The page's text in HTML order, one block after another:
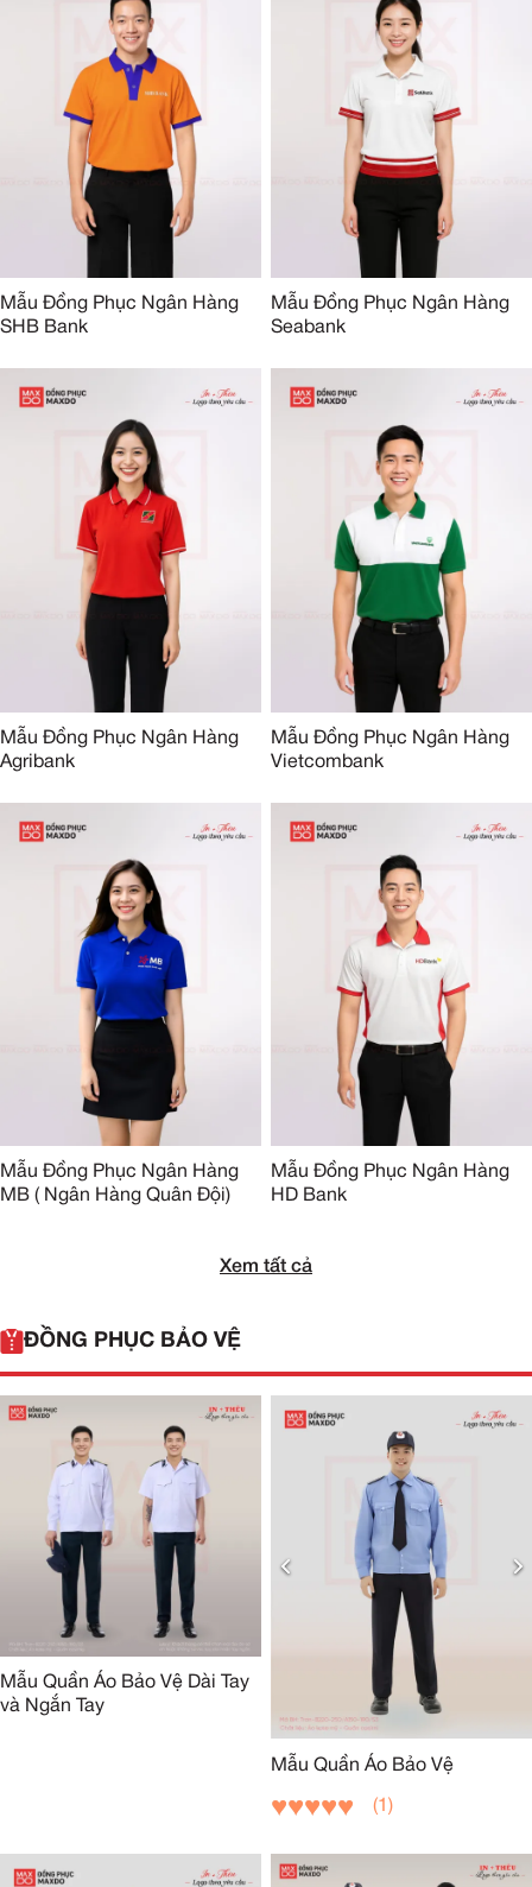
Mẫu Đồng Phục Ngân Hàng
SHB Bank
Mẫu Đồng Phục Ngân Hàng
Seabank
Mẫu Đồng Phục Ngân Hàng
Agribank
Mẫu Đồng Phục Ngân Hàng
Vietcombank
Mẫu Đồng Phục Ngân Hàng
MB ( Ngân Hàng Quân Đội)
Mẫu Đồng Phục Ngân Hàng
HD Bank
Xem tất cả
ĐỒNG PHỤC BẢO VỆ
Mẫu Quần Áo Bảo Vệ Dài Tay
và Ngắn Tay
Mẫu Quần Áo Bảo Vệ
(1)